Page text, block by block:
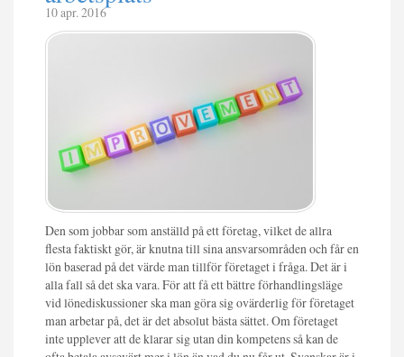
10 apr. 2016
Den som jobbar som anställd på ett företag, vilket de allra
flesta faktiskt gör, är knutna till sina ansvarsområden och får en
lön baserad på det värde man tillför företaget i fråga. Det är i
alla fall så det ska vara. För att få ett bättre förhandlingsläge
vid lönediskussioner ska man göra sig ovärderlig för företaget
man arbetar på, det är det absolut bästa sättet. Om företaget
inte upplever att de klarar sig utan din kompetens så kan de